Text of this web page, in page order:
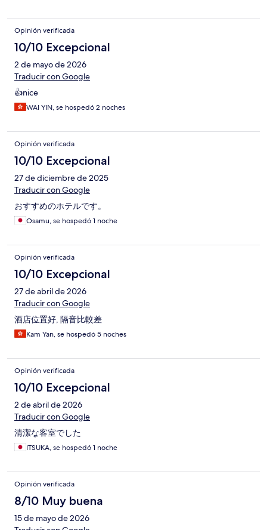
Opinión verificada
10/10 Excepcional
2 de mayo de 2026
Traducir con Google
👍nice
WAI YIN, se hospedó 2 noches
Opinión verificada
10/10 Excepcional
27 de diciembre de 2025
Traducir con Google
おすすめのホテルです。
Osamu, se hospedó 1 noche
Opinión verificada
10/10 Excepcional
27 de abril de 2026
Traducir con Google
酒店位置好, 隔音比較差
Kam Yan, se hospedó 5 noches
Opinión verificada
10/10 Excepcional
2 de abril de 2026
Traducir con Google
清潔な客室でした
ITSUKA, se hospedó 1 noche
Opinión verificada
8/10 Muy buena
15 de mayo de 2026